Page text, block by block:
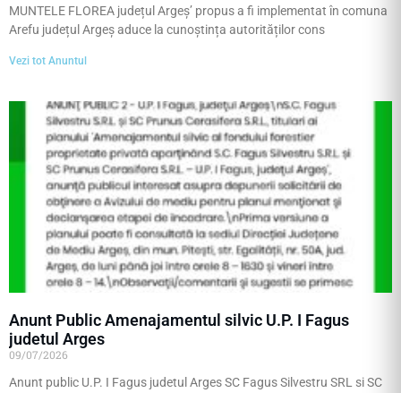
MUNTELE FLOREA județul Argeș’ propus a fi implementat în comuna
Arefu județul Argeș aduce la cunoștința autorităților cons
Vezi tot Anuntul
Anunt Public Amenajamentul silvic U.P. I Fagus
judetul Arges
09/07/2026
Anunt public U.P. I Fagus judetul Arges SC Fagus Silvestru SRL si SC